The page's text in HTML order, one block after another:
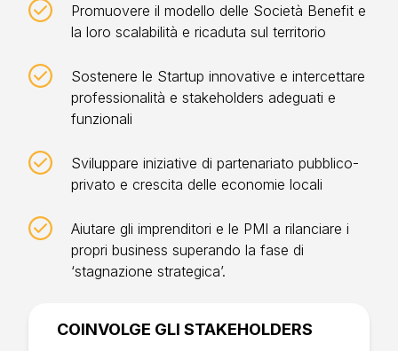
Promuovere il modello delle Società Benefit e
la loro scalabilità e ricaduta sul territorio
Sostenere le Startup innovative e intercettare
professionalità e stakeholders adeguati e
funzionali
Sviluppare iniziative di partenariato pubblico-
privato e crescita delle economie locali
Aiutare gli imprenditori e le PMI a rilanciare i
propri business superando la fase di
‘stagnazione strategica’.
COINVOLGE GLI STAKEHOLDERS